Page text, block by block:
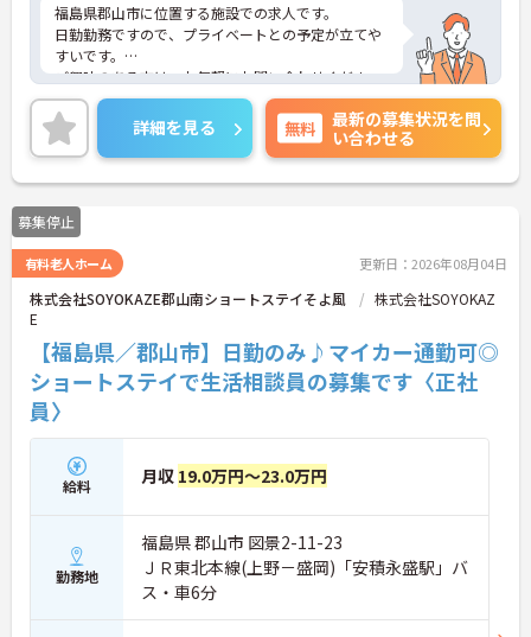
福島県郡山市に位置する施設での求人です。
日勤勤務ですので、プライベートとの予定が立てや
すいです。
ご興味のある方は、お気軽にお問い合わせくださ
い。
詳細を見る 無料
最新の募集状況を問
い合わせる
募集停止
有料老人ホーム 更新日：2026年08月04日
株式会社SOYOKAZE郡山南ショートステイそよ風
株式会社SOYOKAZ
E
【福島県／郡山市】日勤のみ♪マイカー通勤可◎
ショートステイで生活相談員の募集です〈正社
員〉
給料 月収 19.0万円～23.0万円
勤務地
福島県 郡山市 図景2-11-23
ＪＲ東北本線(上野－盛岡)「安積永盛駅」バ
ス・車6分